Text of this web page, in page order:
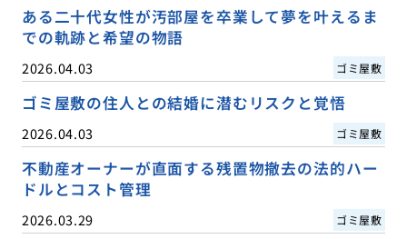
ある二十代女性が汚部屋を卒業して夢を叶えるま
での軌跡と希望の物語
2026.04.03 ゴミ屋敷
ゴミ屋敷の住人との結婚に潜むリスクと覚悟
2026.04.03 ゴミ屋敷
不動産オーナーが直面する残置物撤去の法的ハー
ドルとコスト管理
2026.03.29 ゴミ屋敷